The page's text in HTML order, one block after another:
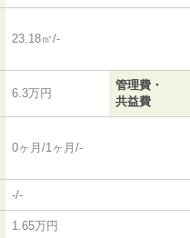
23.18㎡/-
6.3万円
管理費・
共益費
0ヶ月/1ヶ月/-
-/-
1.65万円